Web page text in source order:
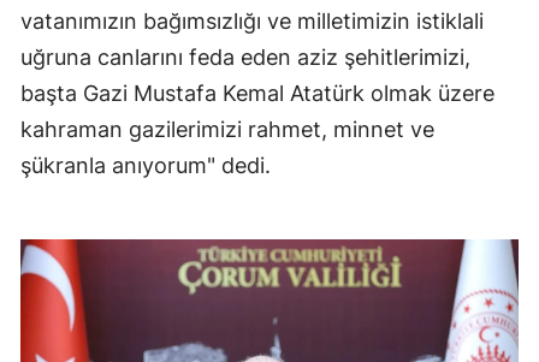
Kırklareli
Kırşehir
Kocaeli
Malatya
vatanımızın bağımsızlığı ve milletimizin istiklali
uğruna canlarını feda eden aziz şehitlerimizi,
başta Gazi Mustafa Kemal Atatürk olmak üzere
kahraman gazilerimizi rahmet, minnet ve
şükranla anıyorum" dedi.